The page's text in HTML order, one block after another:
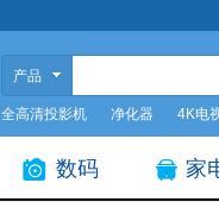
产品
全高清投影机 净化器 4K电
数码 家